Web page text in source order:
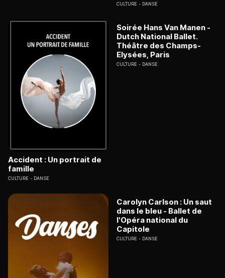
CULTURE DANSE
Accident : Un portrait de
famille
CULTURE DANSE
Soirée Hans Van Manen -
Dutch National Ballet.
Théâtre des Champs-
Elysées, Paris
CULTURE DANSE
Carolyn Carlson : Un saut
dans le bleu - Ballet de
l'Opéra national du
Capitole
CULTURE DANSE